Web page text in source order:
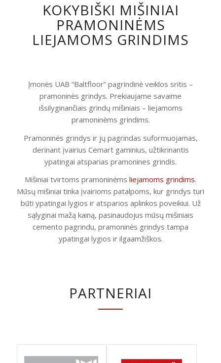
KOKYBIŠKI MIŠINIAI
PRAMONINĖMS
LIEJAMOMS GRINDIMS
Įmonės UAB “Baltfloor” pagrindinė veiklos sritis –
pramoninės grindys. Prekiaujame savaime
išsilyginančiais grindų mišiniais – liejamoms
pramoninėms grindims.
Pramoninės grindys ir jų pagrindas suformuojamas,
derinant įvairius Cemart gaminius, užtikrinantis
ypatingai atsparias pramonines grindis.
Mišiniai tvirtoms pramoninėms liejamoms grindims.
Mūsų mišiniai tinka įvairioms patalpoms, kur grindys turi
būti ypatingai lygios ir atsparios aplinkos poveikiui. Už
sąlyginai mažą kainą, pasinaudojus mūsų mišiniais
cemento pagrindu, pramoninės grindys tampa
ypatingai lygios ir ilgaamžiškos.
PARTNERIAI